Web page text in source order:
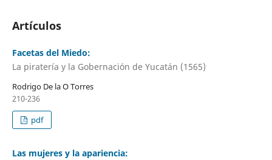
Artículos
Facetas del Miedo:
La piratería y la Gobernación de Yucatán (1565)
Rodrigo De la O Torres
210-236
pdf
Las mujeres y la apariencia: